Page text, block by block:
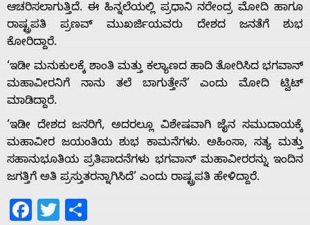
ಆಚರಿಸಲಾಗುತ್ತಿದೆ. ಈ ಹಿನ್ನಲೆಯಲ್ಲಿ ಪ್ರಧಾನಿ ನರೇಂದ್ರ ಮೋದಿ ಹಾಗೂ
ರಾಷ್ಟ್ರಪತಿ ಪ್ರಣವ್ ಮುಖರ್ಜಿಯವರು ದೇಶದ ಜನತೆಗೆ ಶುಭ
ಕೋರಿದ್ದಾರೆ.
‘ಇಡೀ ಮನುಕುಲಕ್ಕೆ ಶಾಂತಿ ಮತ್ತು ಕಲ್ಯಾಣದ ಹಾದಿ ತೋರಿಸಿದ ಭಗವಾನ್
ಮಹಾವೀರನಿಗೆ ನಾನು ತಲೆ ಬಾಗುತ್ತೇನೆ’ ಎಂದು ಮೋದಿ ಟ್ವಿಟ್
ಮಾಡಿದ್ದಾರೆ.
‘ಇಡೀ ದೇಶದ ಜನರಿಗೆ, ಅದರಲ್ಲೂ ವಿಶೇಷವಾಗಿ ಜೈನ ಸಮುದಾಯಕ್ಕೆ
ಮಹಾವೀರ ಜಯಂತಿಯ ಶುಭ ಕಾಮನೆಗಳು. ಅಹಿಂಸಾ, ಸತ್ಯ ಮತ್ತು
ಸಹಾನುಭೂತಿಯ ಪ್ರತಿಪಾದನೆಗಳು ಭಗವಾನ್ ಮಹಾವೀರರನ್ನು ಇಂದಿನ
ಜಗತ್ತಿಗೆ ಅತಿ ಪ್ರಸ್ತುತರನ್ನಾಗಿಸಿದೆ’ ಎಂದು ರಾಷ್ಟ್ರಪತಿ ಹೇಳಿದ್ದಾರೆ.
Facebook
Twitter